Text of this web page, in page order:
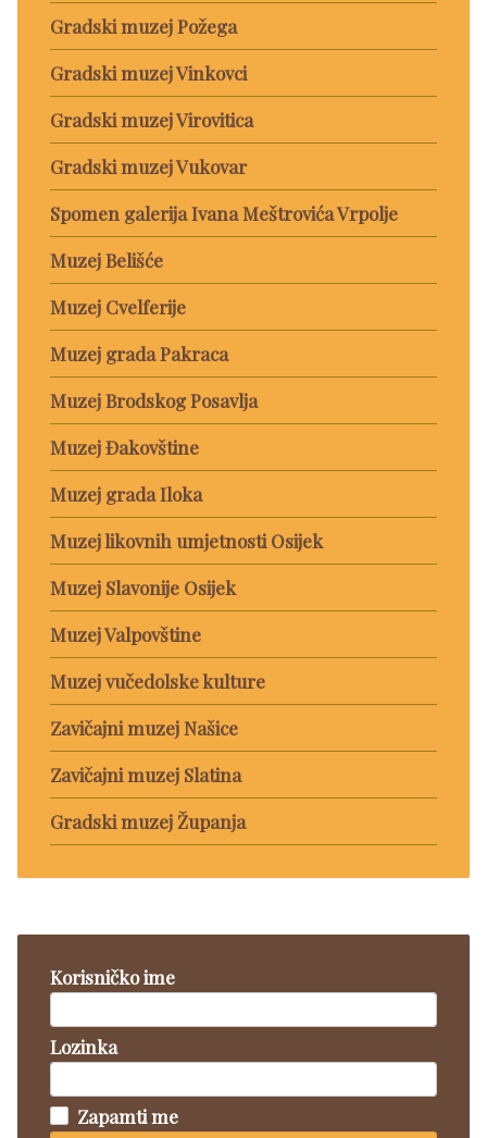
Gradski muzej Požega
Gradski muzej Vinkovci
Gradski muzej Virovitica
Gradski muzej Vukovar
Spomen galerija Ivana Meštrovića Vrpolje
Muzej Belišće
Muzej Cvelferije
Muzej grada Pakraca
Muzej Brodskog Posavlja
Muzej Đakovštine
Muzej grada Iloka
Muzej likovnih umjetnosti Osijek
Muzej Slavonije Osijek
Muzej Valpovštine
Muzej vučedolske kulture
Zavičajni muzej Našice
Zavičajni muzej Slatina
Gradski muzej Županja
Korisničko ime
Lozinka
Zapamti me